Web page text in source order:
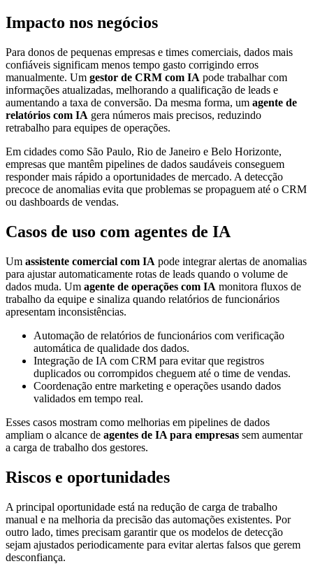
Impacto nos negócios
Para donos de pequenas empresas e times comerciais, dados mais
confiáveis significam menos tempo gasto corrigindo erros
manualmente. Um gestor de CRM com IA pode trabalhar com
informações atualizadas, melhorando a qualificação de leads e
aumentando a taxa de conversão. Da mesma forma, um agente de
relatórios com IA gera números mais precisos, reduzindo
retrabalho para equipes de operações.
Em cidades como São Paulo, Rio de Janeiro e Belo Horizonte,
empresas que mantêm pipelines de dados saudáveis conseguem
responder mais rápido a oportunidades de mercado. A detecção
precoce de anomalias evita que problemas se propaguem até o CRM
ou dashboards de vendas.
Casos de uso com agentes de IA
Um assistente comercial com IA pode integrar alertas de anomalias
para ajustar automaticamente rotas de leads quando o volume de
dados muda. Um agente de operações com IA monitora fluxos de
trabalho da equipe e sinaliza quando relatórios de funcionários
apresentam inconsistências.
Automação de relatórios de funcionários com verificação
automática de qualidade dos dados.
Integração de IA com CRM para evitar que registros
duplicados ou corrompidos cheguem até o time de vendas.
Coordenação entre marketing e operações usando dados
validados em tempo real.
Esses casos mostram como melhorias em pipelines de dados
ampliam o alcance de agentes de IA para empresas sem aumentar
a carga de trabalho dos gestores.
Riscos e oportunidades
A principal oportunidade está na redução de carga de trabalho
manual e na melhoria da precisão das automações existentes. Por
outro lado, times precisam garantir que os modelos de detecção
sejam ajustados periodicamente para evitar alertas falsos que gerem
desconfiança.